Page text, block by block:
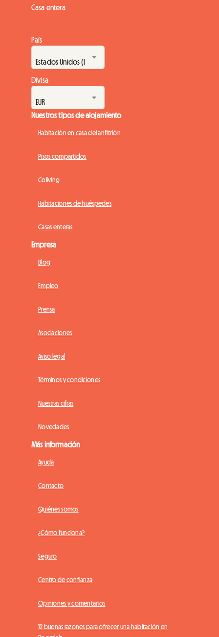
Casa entera
País
Divisa
Nuestros tipos de alojamiento
Habitación en casa del anfitrión
Pisos compartidos
Coliving
Habitaciones de huéspedes
Casas enteras
Empresa
Blog
Empleo
Prensa
Asociaciones
Aviso legal
Términos y condiciones
Nuestras cifras
Novedades
Más información
Ayuda
Contacto
Quiénes somos
¿Cómo funciona?
Seguro
Centro de confianza
Opiniones y comentarios
12 buenas razones para ofrecer una habitación en